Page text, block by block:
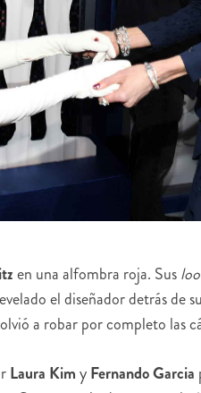
en una alfombra roja. Sus
el diseñador detrás de
a robar por completo las
Laura KimyFernando Garcia